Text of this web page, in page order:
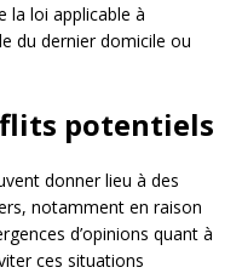
la loi applicable à
du dernier domicile ou
potentiels
donner lieu à des
notamment en raison
d’opinions quant à
ces situations